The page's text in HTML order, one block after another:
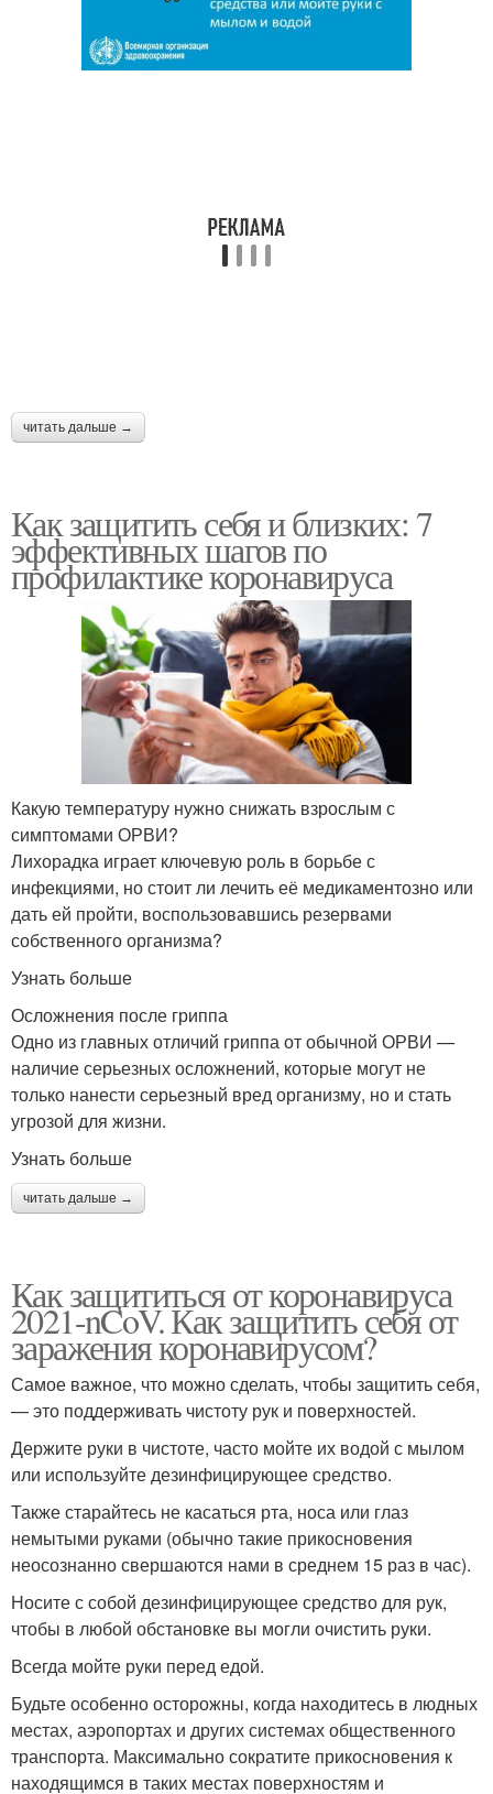
читать дальше →
Как защитить себя и близких: 7
эффективных шагов по
профилактике коронавируса
Какую температуру нужно снижать взрослым с
симптомами ОРВИ?
Лихорадка играет ключевую роль в борьбе с
инфекциями, но стоит ли лечить её медикаментозно или
дать ей пройти, воспользовавшись резервами
собственного организма?
Узнать больше
Осложнения после гриппа
Одно из главных отличий гриппа от обычной ОРВИ —
наличие серьезных осложнений, которые могут не
только нанести серьезный вред организму, но и стать
угрозой для жизни.
Узнать больше
читать дальше →
Как защититься от коронавируса
2021-nCoV. Как защитить себя от
заражения коронавирусом?
Самое важное, что можно сделать, чтобы защитить себя,
— это поддерживать чистоту рук и поверхностей.
Держите руки в чистоте, часто мойте их водой с мылом
или используйте дезинфицирующее средство.
Также старайтесь не касаться рта, носа или глаз
немытыми руками (обычно такие прикосновения
неосознанно свершаются нами в среднем 15 раз в час).
Носите с собой дезинфицирующее средство для рук,
чтобы в любой обстановке вы могли очистить руки.
Всегда мойте руки перед едой.
Будьте особенно осторожны, когда находитесь в людных
местах, аэропортах и других системах общественного
транспорта. Максимально сократите прикосновения к
находящимся в таких местах поверхностям и